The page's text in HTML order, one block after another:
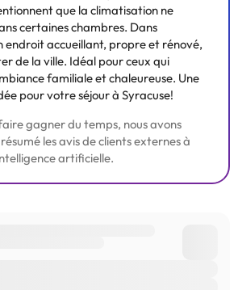
que la climatisation ne
certaines chambres. Dans
endroit accueillant, propre et rénové,
de la ville. Idéal pour ceux qui
familiale et chaleureuse. Une
pour votre séjour à Syracuse!
gagner du temps, nous avons
les avis de clients externes à
artificielle.